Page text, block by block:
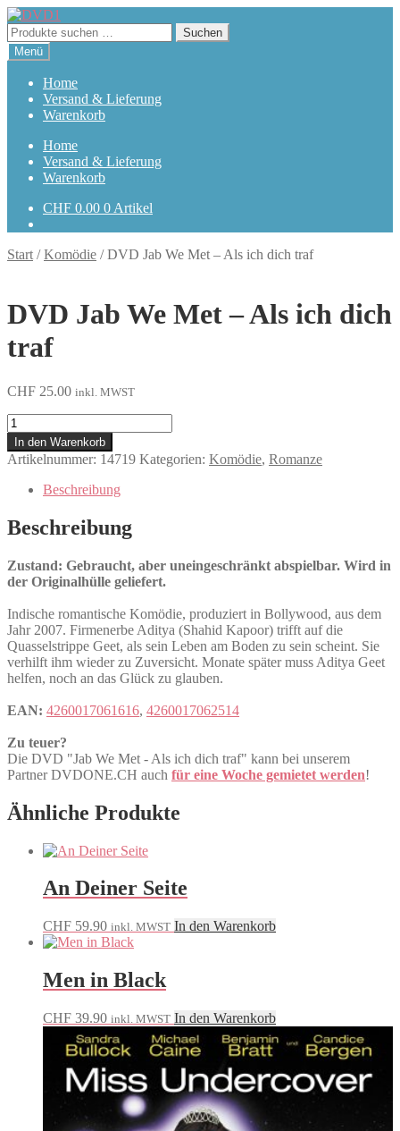
Zur
Navigation
springen
Zum
Inhalt
springen
Suchen
nach:
Suchen
Menü
Home
Versand & Lieferung
Warenkorb
Home
Versand & Lieferung
Warenkorb
CHF 0.00 0 Artikel
Start /Komödie /DVD Jab We Met – Als ich dich traf
DVD Jab We Met – Als ich dich
traf
CHF 25.00 inkl. MWST
Jab
We
Met
-
dich
traf
In den Warenkorb
Artikelnummer: 14719 Kategorien: Komödie, Romanze
Beschreibung
Beschreibung
Zustand: Gebraucht, aber uneingeschränkt abspielbar. Wird in
der Originalhülle geliefert.
Indische romantische Komödie, produziert in Bollywood, aus dem
Jahr 2007. Firmenerbe Aditya (Shahid Kapoor) trifft auf die
Quasselstrippe Geet, als sein Leben am Boden zu sein scheint. Sie
verhilft ihm wieder zu Zuversicht. Monate später muss Aditya Geet
helfen, noch an das Glück zu glauben.
EAN: 4260017061616, 4260017062514
Zu teuer?
Die DVD "Jab We Met - Als ich dich traf" kann bei unserem
Partner DVDONE.CH auch für eine Woche gemietet werden!
Ähnliche Produkte
An Deiner Seite
CHF 59.90 inkl. MWST In den Warenkorb
Men in Black
CHF 39.90 inkl. MWST In den Warenkorb